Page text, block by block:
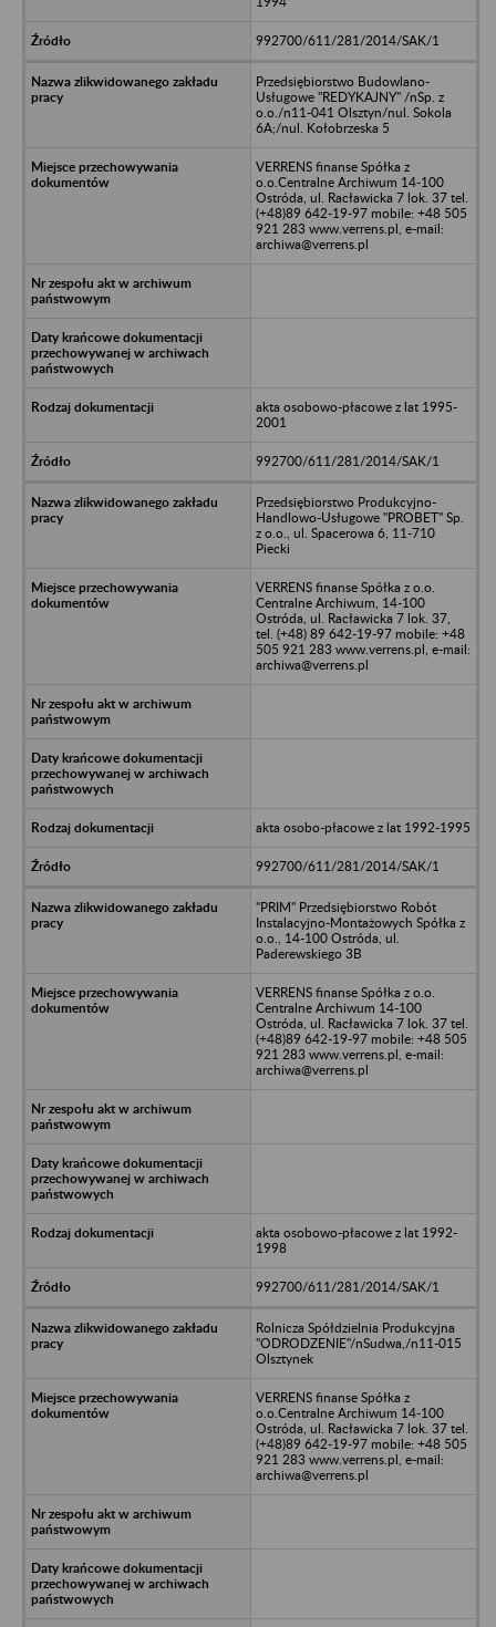
992700/611/281/2014/SAK/1
Przedsiębiorstwo Budowlano-
Usługowe "REDYKAJNY" /nSp. z
o.o./n11-041 Olsztyn/nul. Sokola
6A;/nul. Kołobrzeska 5
VERRENS finanse Spółka z
o.o.Centralne Archiwum 14-100
Ostróda, ul. Racławicka 7 lok. 37 tel.
(+48)89 642-19-97 mobile: +48 505
921 283 www.verrens.pl, e-mail:
archiwa@verrens.pl
akta osobowo-płacowe z lat 1995-
2001
992700/611/281/2014/SAK/1
Przedsiębiorstwo Produkcyjno-
Handlowo-Usługowe "PROBET" Sp.
z o.o., ul. Spacerowa 6, 11-710
Piecki
VERRENS finanse Spółka z o.o.
Centralne Archiwum, 14-100
Ostróda, ul. Racławicka 7 lok. 37,
tel. (+48) 89 642-19-97 mobile: +48
505 921 283 www.verrens.pl, e-mail:
archiwa@verrens.pl
akta osobo-płacowe z lat 1992-1995
992700/611/281/2014/SAK/1
"PRIM" Przedsiębiorstwo Robót
Instalacyjno-Montażowych Spółka z
o.o., 14-100 Ostróda, ul.
Paderewskiego 3B
VERRENS finanse Spółka z o.o.
Centralne Archiwum 14-100
Ostróda, ul. Racławicka 7 lok. 37 tel.
(+48)89 642-19-97 mobile: +48 505
921 283 www.verrens.pl, e-mail:
archiwa@verrens.pl
akta osobowo-płacowe z lat 1992-
1998
992700/611/281/2014/SAK/1
Rolnicza Spółdzielnia Produkcyjna
"ODRODZENIE"/nSudwa,/n11-015
Olsztynek
VERRENS finanse Spółka z
o.o.Centralne Archiwum 14-100
Ostróda, ul. Racławicka 7 lok. 37 tel.
(+48)89 642-19-97 mobile: +48 505
921 283 www.verrens.pl, e-mail:
archiwa@verrens.pl